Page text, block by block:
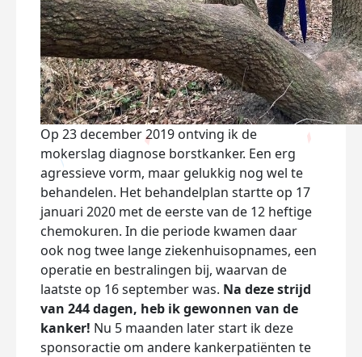
Op 23 december 2019 ontving ik de
mokerslag diagnose borstkanker. Een erg
agressieve vorm, maar gelukkig nog wel te
behandelen. Het behandelplan startte op 17
januari 2020 met de eerste van de 12 heftige
chemokuren. In die periode kwamen daar
ook nog twee lange ziekenhuisopnames, een
operatie en bestralingen bij, waarvan de
laatste op 16 september was. Na deze strijd
van 244 dagen, heb ik gewonnen van de
kanker! Nu 5 maanden later start ik deze
sponsoractie om andere kankerpatiënten te